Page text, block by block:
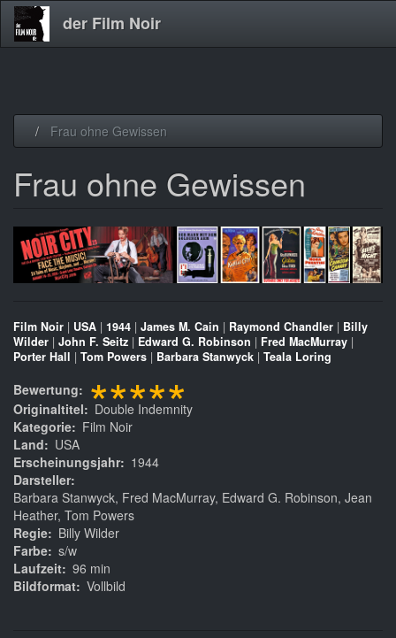
der Film Noir
Frau ohne Gewissen
Frau ohne Gewissen
Film Noir | USA | 1944 | James M. Cain | Raymond Chandler | Billy
Wilder | John F. Seitz | Edward G. Robinson | Fred MacMurray |
Porter Hall | Tom Powers | Barbara Stanwyck | Teala Loring
Bewertung *****
Originaltitel
Double Indemnity
Kategorie
Film Noir
Land
USA
Erscheinungsjahr
1944
Darsteller
Barbara Stanwyck, Fred MacMurray, Edward G. Robinson, Jean
Heather, Tom Powers
Regie
Billy Wilder
Farbe s/w
Laufzeit 96 min
Bildformat Vollbild